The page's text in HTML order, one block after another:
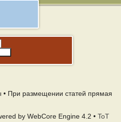
При размещении статей прямая
by WebCore Engine 4.2 • ToT